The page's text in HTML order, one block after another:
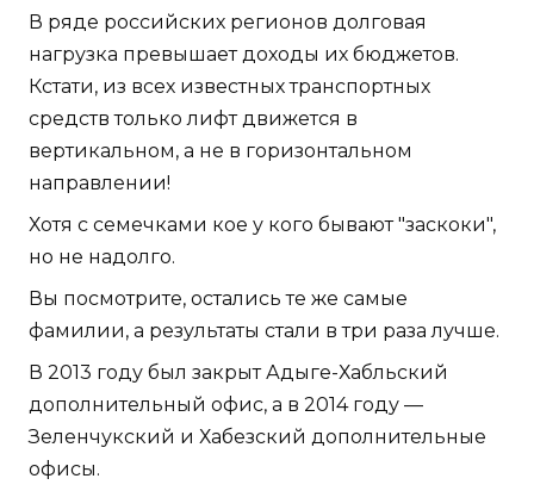
В ряде российских регионов долговая
нагрузка превышает доходы их бюджетов.
Кстати, из всех известных транспортных
средств только лифт движется в
вертикальном, а не в горизонтальном
направлении!
Хотя с семечками кое у кого бывают "заскоки",
но не надолго.
Вы посмотрите, остались те же самые
фамилии, а результаты стали в три раза лучше.
В 2013 году был закрыт Адыге-Хабльский
дополнительный офис, а в 2014 году —
Зеленчукский и Хабезский дополнительные
офисы.